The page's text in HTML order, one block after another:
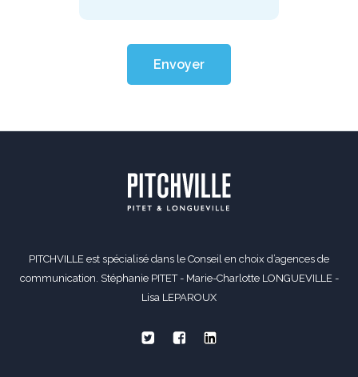
Envoyer
PITCHVILLE est spécialisé dans le Conseil en choix d’agences de
communication. Stéphanie PITET - Marie-Charlotte LONGUEVILLE -
Lisa LEPAROUX